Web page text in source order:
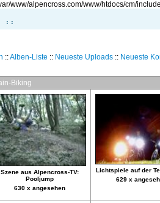
www/alpencross.com/www/htdocs/cm/
::
::Alben-Liste :: Neueste Uploads:: Neueste
Biking
Szene aus Alpencross-TV:
Pooljump
630 x angesehen
Lichtspiele auf der
629 x